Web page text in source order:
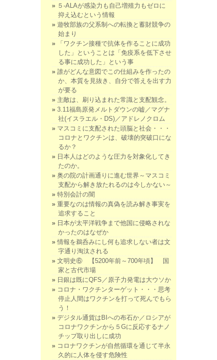
５-ALAが感染力も自己増殖力もゼロに
抑え込むという情報
遊牧部族の父系制への転換と蓄財競争の
始まり
「ワクチン接種で抗体を作ることに成功
した」ということは「免疫系を低下させ
る事に成功した」という事
誰がどんな意図でこの仕組みを作ったの
か、本質を見抜き、自分で答えを出す力
が要る
主敵は、刷り込まれた常識と支配観念。
3.11福島原発メルトダウンの嘘／マグナ
社(イスラエル・DS)／アドレノクロム
マスコミに支配された頭脳と社会・・・
コロナとワクチンは、破壊的突破口にな
るか？
日本人はどのような圧力を対象化してき
たのか。
奥の院の計画通りに進む世界～マスコミ
支配から解き放たれるのは今しかない～
特別会計の闇
重要なのは情報の真偽を読み解き事実を
追求すること
日本が太平洋戦争まで他国に侵略されな
かったのはなぜか
情報を鵜呑みにし何も追求しない者は文
字通り淘汰される
文明史⑥ 【5200年前～700年頃】 国
家と古代市場
日銀は既にQFS／原子力発電は大ウソか
コロナ・ワクチンターゲット・・・思考
停止人間はワクチンを打って死んでもら
う！
デジタル通貨はBIへの布石か／ロシアが
コロナワクチンから５Gに反応するナノ
チップ取り出しに成功
コロナワクチンが自然循環を通じて半永
久的に人体を侵す危険性